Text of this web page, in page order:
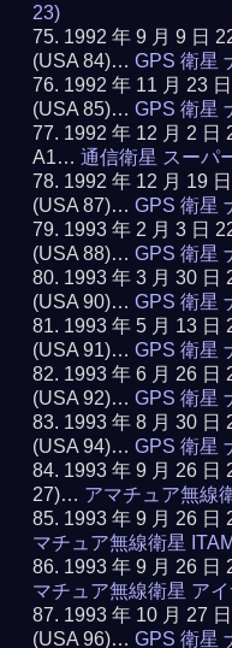
23)
1992 年 9 月 9 日
(USA 84)…GPS 衛星
1992 年 11 月 23
(USA 85)…GPS 衛星
1992 年 12 月 2 日
A1…通信衛星 スーパ
1992 年 12 月 19
(USA 87)…GPS 衛星
1993 年 2 月 3 日
(USA 88)…GPS 衛星
1993 年 3 月 30 日
(USA 90)…GPS 衛星
1993 年 5 月 13 日
(USA 91)…GPS 衛星
1993 年 6 月 26 日
(USA 92)…GPS 衛星
1993 年 8 月 30 日
(USA 94)…GPS 衛星
1993 年 9 月 26 日
27)… アマチュア無線
1993 年 9 月 26
マチュア無線衛星
1993 年 9 月 26 日
マチュア無線衛星 ア
1993 年 10 月 27
(USA 96)…GPS 衛星